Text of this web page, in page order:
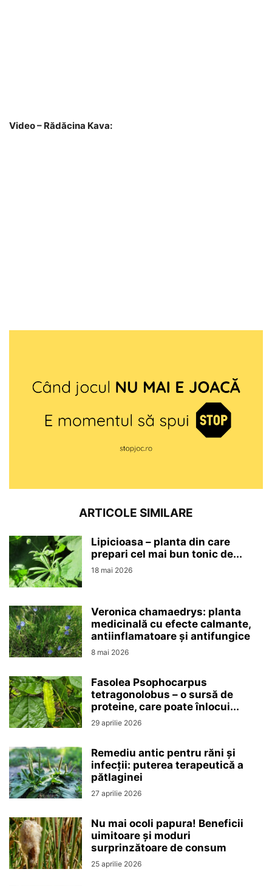
Video – Rădăcina Kava:
ARTICOLE SIMILARE
Lipicioasa – planta din care
prepari cel mai bun tonic de...
18 mai 2026
Veronica chamaedrys: planta
medicinală cu efecte calmante,
antiinflamatoare și antifungice
8 mai 2026
Fasolea Psophocarpus
tetragonolobus – o sursă de
proteine, care poate înlocui...
29 aprilie 2026
Remediu antic pentru răni și
infecții: puterea terapeutică a
pătlaginei
27 aprilie 2026
Nu mai ocoli papura! Beneficii
uimitoare și moduri
surprinzătoare de consum
25 aprilie 2026